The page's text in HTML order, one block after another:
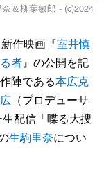
＆柳葉敏郎 - (c)2024
作映画『室井慎
者』の公開を記
陣である本広克
（プロデューサ
配信「喋る大捜
生駒里奈につい